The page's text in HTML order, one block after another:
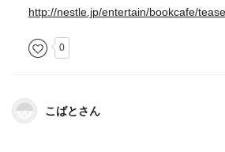
http://nestle.jp/entertain/bookcafe/
0
こばとさん